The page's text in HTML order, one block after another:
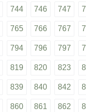
744 746 747
765 766 767
794 796 797
819 820 823
839 840 842
860 861 862